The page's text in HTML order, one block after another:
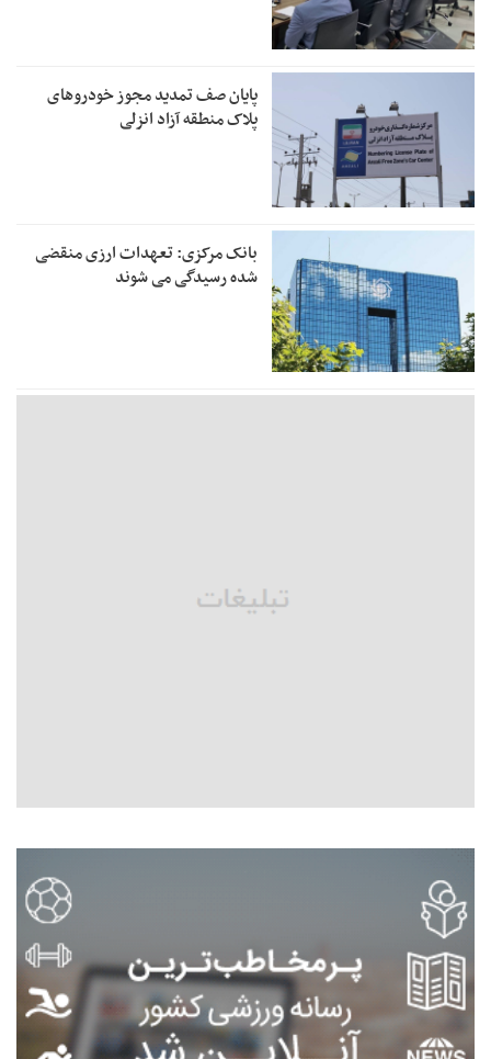
پایان صف تمدید مجوز خودروهای
پلاک منطقه آزاد انزلی
بانک مرکزی: تعهدات ارزی منقضی
شده رسیدگی می شوند